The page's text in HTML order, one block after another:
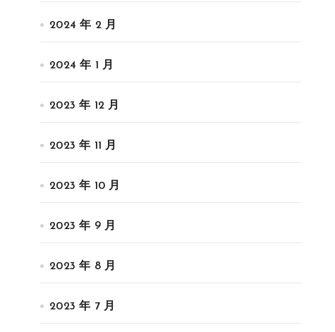
2024 年 2 月
2024 年 1 月
2023 年 12 月
2023 年 11 月
2023 年 10 月
2023 年 9 月
2023 年 8 月
2023 年 7 月